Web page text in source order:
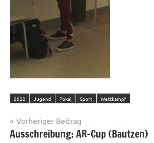
2022 Jugend Pokal Sport Wettkampf
Beitragsnavigation
Vorheriger Beitrag
Ausschreibung: AR-Cup (Bautzen)